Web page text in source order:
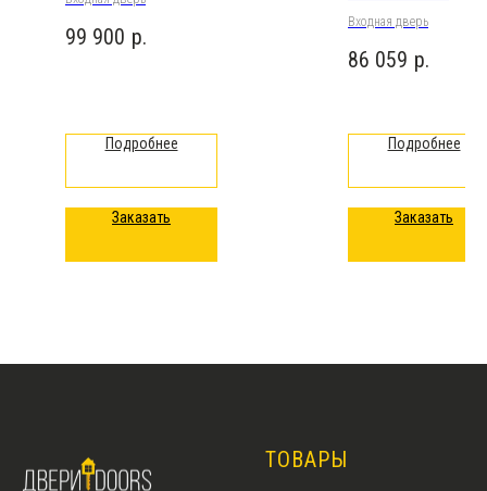
99 900 р.
Подробнее
Заказать
Входная дверь
86 059 р.
Подробнее
Заказать
ТОВАРЫ